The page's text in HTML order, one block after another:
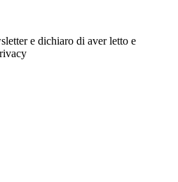
e dichiaro di aver letto e